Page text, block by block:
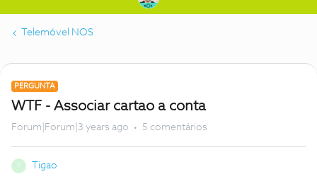
Telemóvel NOS
PERGUNTA
WTF - Associar cartao a conta
Forum|Forum|3 years ago 5 comentários
Tigao